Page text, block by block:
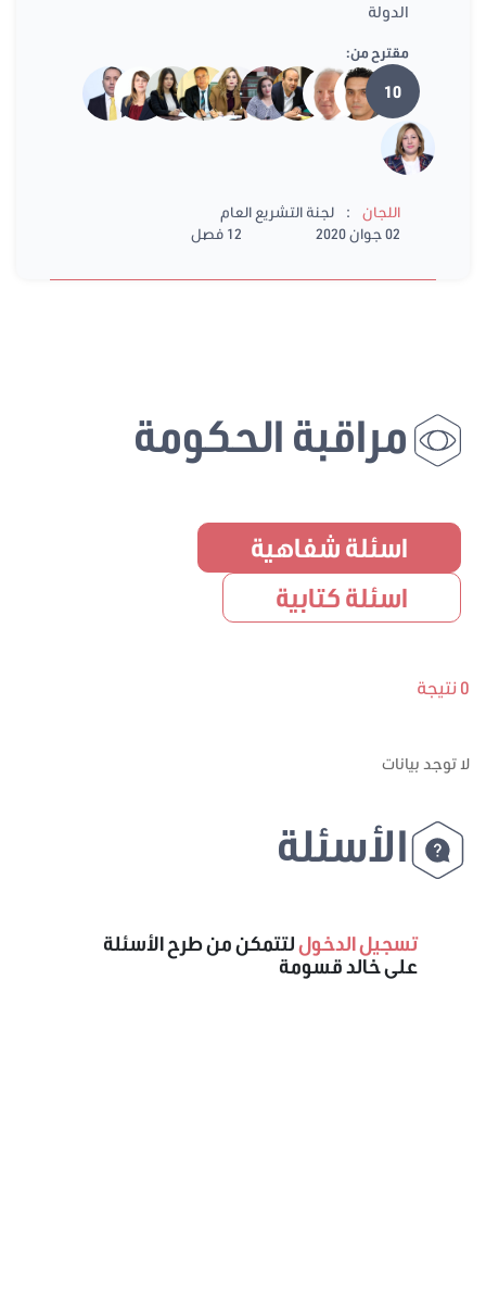
الدولة
مقترح من:
10
اللجان :
لجنة التشريع العام
02 جوان 2020
12 فصل
مراقبة الحكومة
اسئلة شفاهية
اسئلة كتابية
0 نتيجة
لا توجد بيانات
الأسئلة
تسجيل الدخوللتتمكن من طرح الأسئلة
على خالد قسومة